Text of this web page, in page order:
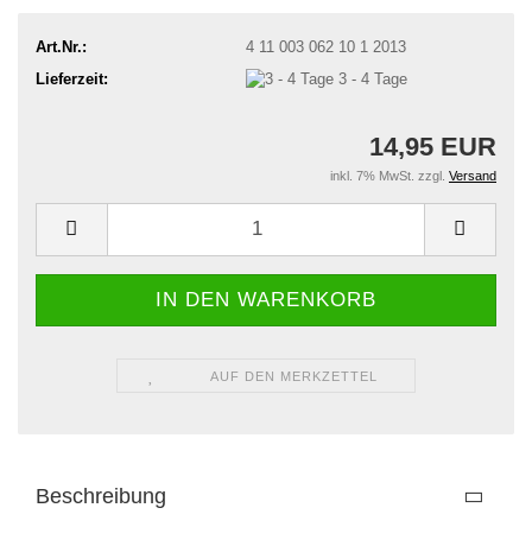
Art.Nr.:
4 11 003 062 10 1 2013
Lieferzeit:
3 - 4 Tage
14,95 EUR
inkl. 7% MwSt. zzgl. Versand
AUF DEN MERKZETTEL
Beschreibung